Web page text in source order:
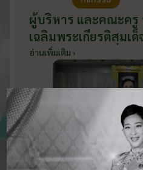
ผู้บริหาร และคณะครู
เฉลิมพระเกียรติสมเด็
พระบรมราชินี เนื่องใ
พระชนมพรรษา กับห
เมืองบ้านโป่ง ณ ศาล
วันที่ 3 มิถุนายน 2569
อ่านเพิ่มเติม ›